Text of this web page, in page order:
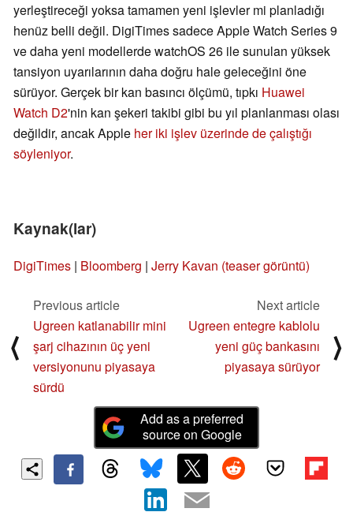
yerleştireceği yoksa tamamen yeni işlevler mi planladığı
henüz belli değil. DigiTimes sadece Apple Watch Series 9
ve daha yeni modellerde watchOS 26 ile sunulan yüksek
tansiyon uyarılarının daha doğru hale geleceğini öne
sürüyor. Gerçek bir kan basıncı ölçümü, tıpkı Huawei
Watch D2'nin kan şekeri takibi gibi bu yıl planlanması olası
değildir, ancak Apple her iki işlev üzerinde de çalıştığı
söyleniyor.
Kaynak(lar)
DigiTimes | Bloomberg | Jerry Kavan (teaser görüntü)
⟨
Previous article
Ugreen katlanabilir mini
şarj cihazının üç yeni
versiyonunu piyasaya
sürdü
Next article
Ugreen entegre kablolu
yeni güç bankasını
piyasaya sürüyor
⟩
Add as a preferred
source on Google